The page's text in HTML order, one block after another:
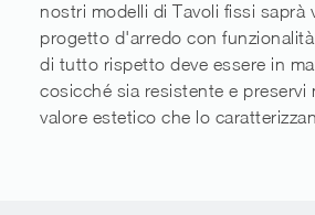
nostri modelli di Tavoli fissi saprà
progetto d'arredo con
di tutto rispetto deve essere in
cosicché sia resistente e preservi
valore estetico che lo